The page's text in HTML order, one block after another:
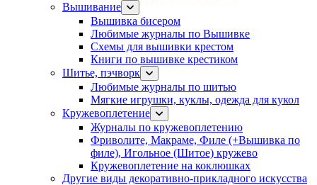
Вышивание
Вышивка бисером
Любимые журналы по Вышивке
Схемы для вышивки крестом
Книги по вышивке крестиком
Шитье, пэчворк
Любимые журналы по шитью
Мягкие игрушки, куклы, одежда для кукол
Кружевоплетение
Журналы по кружевоплетению
Фриволите, Макраме, Филе (+Вышивка по
филе), Игольное (Шитое) кружево
Кружевоплетение на коклюшках
Другие виды декоративно-прикладного искусства